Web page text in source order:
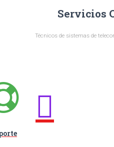
Servicios
Técnicos de sistemas de